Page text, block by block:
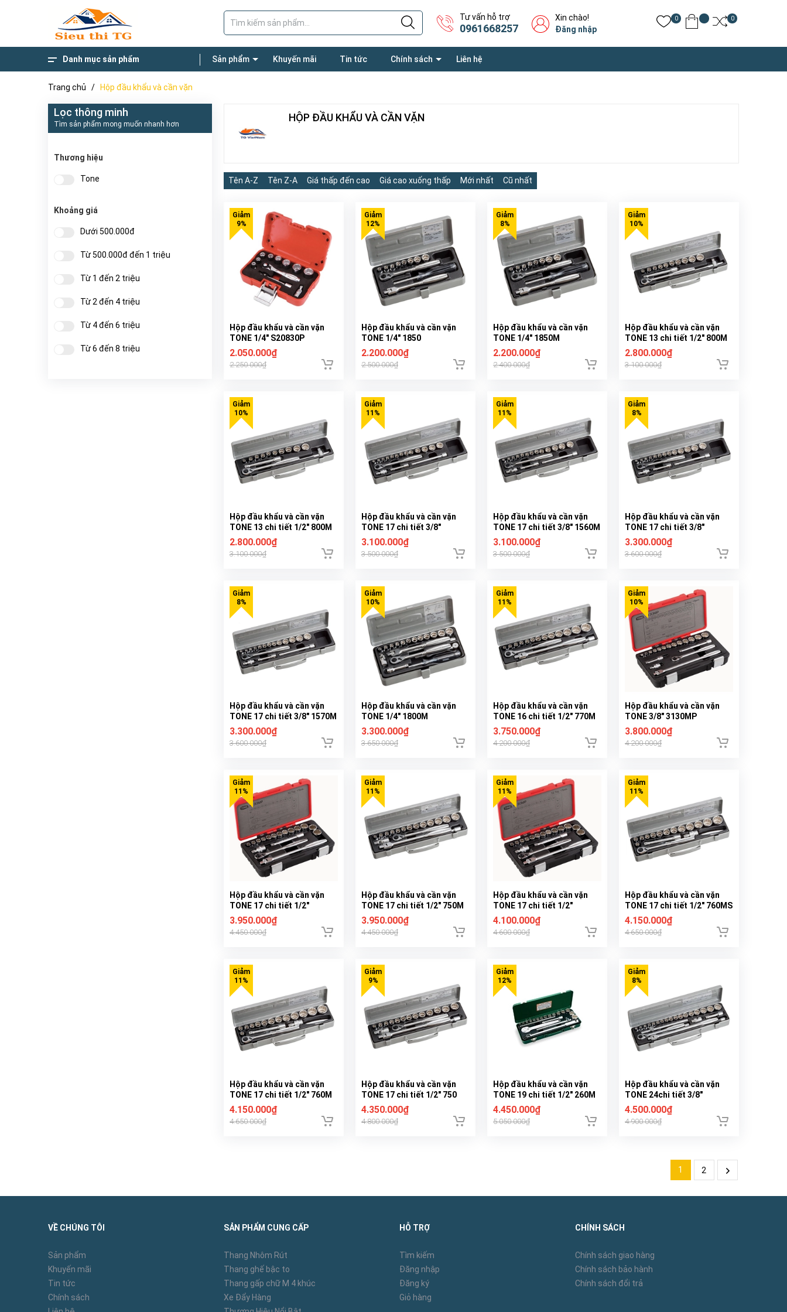
Tư vấn hỗ trợ
0961668257
Xin chào!
Đăng nhập
0 0
Danh mục sản phẩm Sản phẩm Khuyến mãi Tin tức Chính sách Liên hệ
Trang chủ / Hộp đầu khẩu và cần vặn
Lọc thông minh
Tìm sản phẩm mong muốn nhanh hơn
Thương hiệu
Tone
Khoảng giá
Dưới 500.000đ
Từ 500.000đ đến 1 triệu
Từ 1 đến 2 triệu
Từ 2 đến 4 triệu
Từ 4 đến 6 triệu
Từ 6 đến 8 triệu
HỘP ĐẦU KHẨU VÀ CẦN VẶN
Tên A-Z Tên Z-A Giá thấp đến cao Giá cao xuống thấp Mới nhất Cũ nhất
Hộp đầu khẩu và cần vặn
TONE 1/4" S20830P
2.050.000₫
2.250.000₫
Hộp đầu khẩu và cần vặn
TONE 1/4" 1850
2.200.000₫
2.500.000₫
Hộp đầu khẩu và cần vặn
TONE 1/4" 1850M
2.200.000₫
2.400.000₫
Hộp đầu khẩu và cần vặn
TONE 13 chi tiết 1/2" 800M
2.800.000₫
3.100.000₫
Hộp đầu khẩu và cần vặn
TONE 13 chi tiết 1/2" 800M
ISO
2.800.000₫
3.100.000₫
Hộp đầu khẩu và cần vặn
TONE 17 chi tiết 3/8"
1560MS
3.100.000₫
3.500.000₫
Hộp đầu khẩu và cần vặn
TONE 17 chi tiết 3/8" 1560M
3.100.000₫
3.500.000₫
Hộp đầu khẩu và cần vặn
TONE 17 chi tiết 3/8"
1570MS
3.300.000₫
3.600.000₫
Hộp đầu khẩu và cần vặn
TONE 17 chi tiết 3/8" 1570M
3.300.000₫
3.600.000₫
Hộp đầu khẩu và cần vặn
TONE 1/4" 1800M
3.300.000₫
3.650.000₫
Hộp đầu khẩu và cần vặn
TONE 16 chi tiết 1/2" 770M
3.750.000₫
4.200.000₫
Hộp đầu khẩu và cần vặn
TONE 3/8" 3130MP
3.800.000₫
4.200.000₫
Hộp đầu khẩu và cần vặn
TONE 17 chi tiết 1/2"
4130MP
3.950.000₫
4.450.000₫
Hộp đầu khẩu và cần vặn
TONE 17 chi tiết 1/2" 750M
3.950.000₫
4.450.000₫
Hộp đầu khẩu và cần vặn
TONE 17 chi tiết 1/2"
4130MP
4.100.000₫
4.600.000₫
Hộp đầu khẩu và cần vặn
TONE 17 chi tiết 1/2" 760MS
4.150.000₫
4.650.000₫
Hộp đầu khẩu và cần vặn
TONE 17 chi tiết 1/2" 760M
4.150.000₫
4.650.000₫
Hộp đầu khẩu và cần vặn
TONE 17 chi tiết 1/2" 750
4.350.000₫
4.800.000₫
Hộp đầu khẩu và cần vặn
TONE 19 chi tiết 1/2" 260M
4.450.000₫
5.050.000₫
Hộp đầu khẩu và cần vặn
TONE 24chi tiết 3/8"
CX3172
4.500.000₫
4.900.000₫
1 2
VỀ CHÚNG TÔI
Sản phẩm
Khuyến mãi
Tin tức
Chính sách
SẢN PHẨM CUNG CẤP
Thang Nhôm Rút
Thang ghế bậc to
Thang gấp chữ M 4 khúc
Xe Đẩy Hàng
HỖ TRỢ
Tìm kiếm
Đăng nhập
Đăng ký
Giỏ hàng
CHÍNH SÁCH
Chính sách giao hàng
Chính sách bảo hành
Chính sách đổi trả